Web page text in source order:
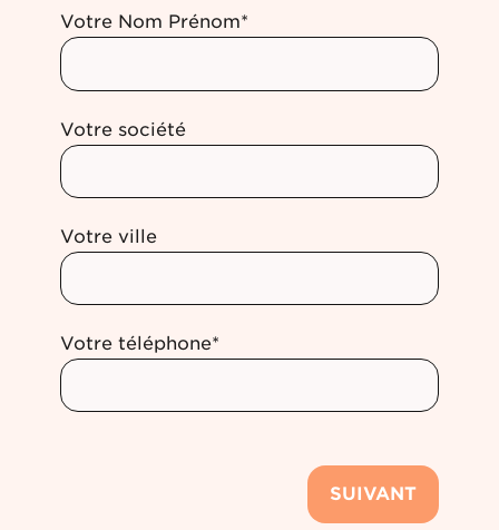
Votre Nom Prénom*
Votre société
Votre ville
Votre téléphone*
SUIVANT